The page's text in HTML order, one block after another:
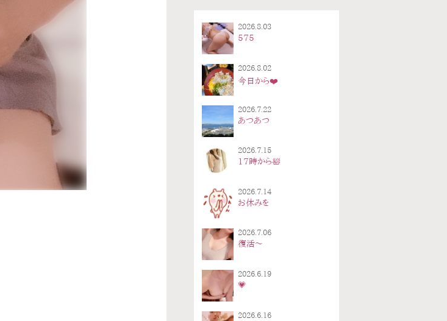
2026.8.03
575
2026.8.02
今日から❤️
2026.7.22
あつあつ
2026.7.15
17時から🛀
2026.7.14
お休みを
2026.7.06
復活〜
2026.6.19
💗
2026.6.16